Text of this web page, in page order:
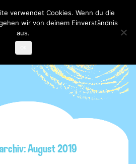
Toggle

August 2019
verwendet Cookies. Wenn du die
wir von deinem Einverständnis
aus.